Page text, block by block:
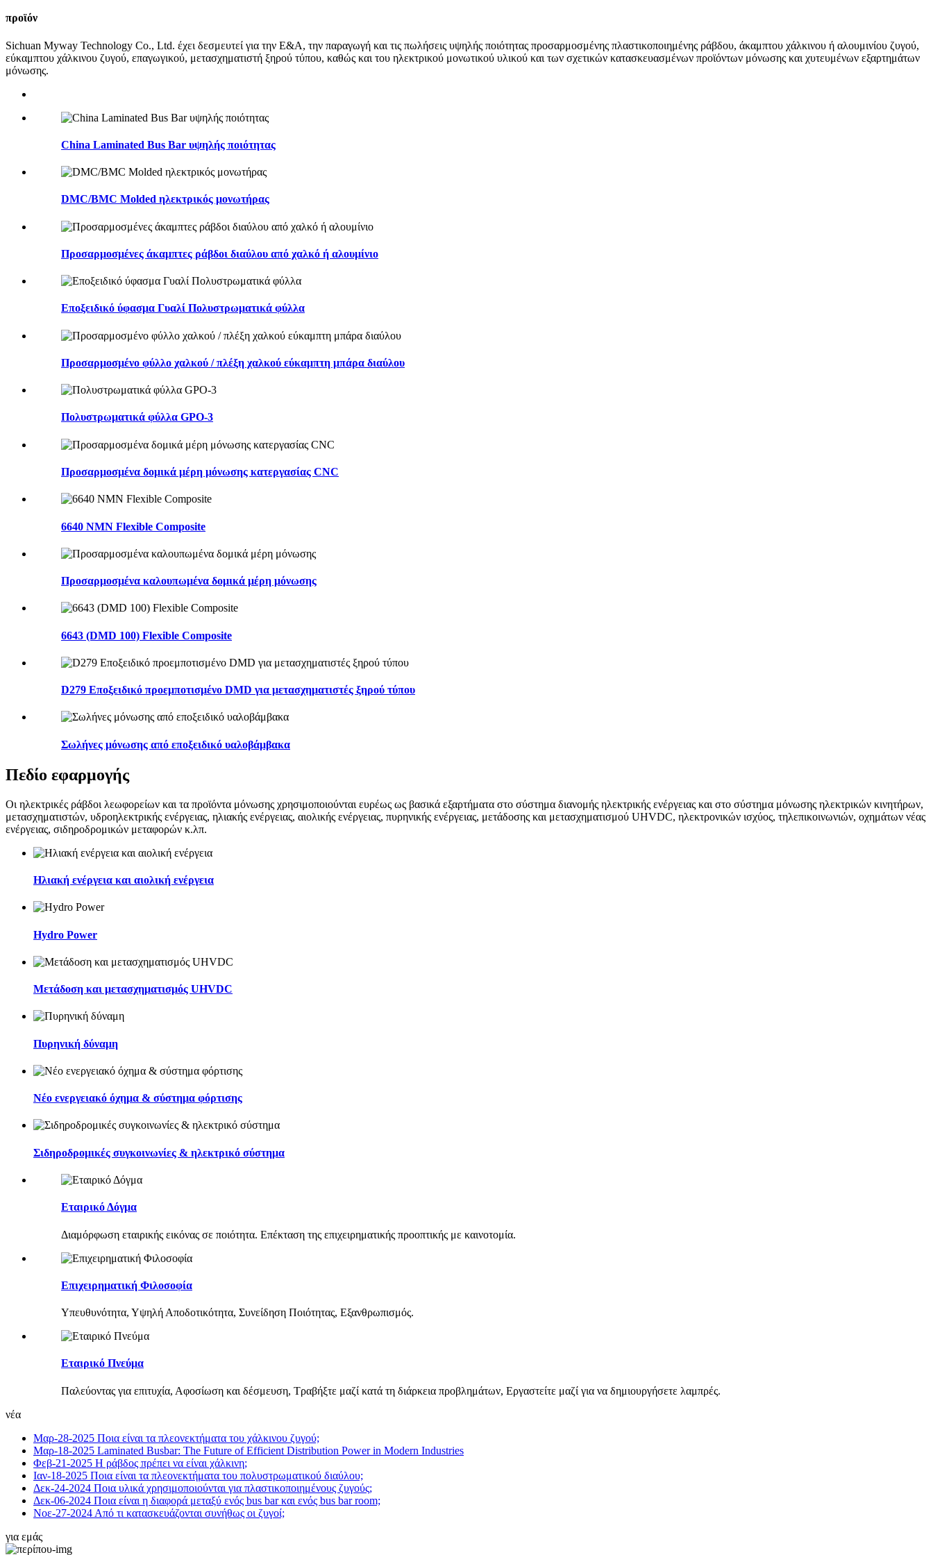
προϊόν
Sichuan Myway Technology Co., Ltd. έχει δεσμευτεί για την Ε&Α, την παραγωγή και τις πωλήσεις υψηλής ποιότητας προσαρμοσμένης πλαστικοποιημένης ράβδου, άκαμπτου χάλκινου ή αλουμινίου ζυγού,
εύκαμπτου χάλκινου ζυγού, επαγωγικού, μετασχηματιστή ξηρού τύπου, καθώς και του ηλεκτρικού μονωτικού υλικού και των σχετικών κατασκευασμένων προϊόντων μόνωσης και χυτευμένων εξαρτημάτων
μόνωσης.
China Laminated Bus Bar υψηλής ποιότητας
DMC/BMC Molded ηλεκτρικός μονωτήρας
Προσαρμοσμένες άκαμπτες ράβδοι διαύλου από χαλκό ή αλουμίνιο
Εποξειδικό ύφασμα Γυαλί Πολυστρωματικά φύλλα
Προσαρμοσμένο φύλλο χαλκού / πλέξη χαλκού εύκαμπτη μπάρα διαύλου
Πολυστρωματικά φύλλα GPO-3
Προσαρμοσμένα δομικά μέρη μόνωσης κατεργασίας CNC
6640 NMN Flexible Composite
Προσαρμοσμένα καλουπωμένα δομικά μέρη μόνωσης
6643 (DMD 100) Flexible Composite
D279 Εποξειδικό προεμποτισμένο DMD για μετασχηματιστές ξηρού τύπου
Σωλήνες μόνωσης από εποξειδικό υαλοβάμβακα
Πεδίο εφαρμογής
Οι ηλεκτρικές ράβδοι λεωφορείων και τα προϊόντα μόνωσης χρησιμοποιούνται ευρέως ως βασικά εξαρτήματα στο σύστημα διανομής ηλεκτρικής ενέργειας και στο σύστημα μόνωσης ηλεκτρικών κινητήρων,
μετασχηματιστών, υδροηλεκτρικής ενέργειας, ηλιακής ενέργειας, αιολικής ενέργειας, πυρηνικής ενέργειας, μετάδοσης και μετασχηματισμού UHVDC, ηλεκτρονικών ισχύος, τηλεπικοινωνιών, οχημάτων νέας
ενέργειας, σιδηροδρομικών μεταφορών κ.λπ.
Ηλιακή ενέργεια και αιολική ενέργεια
Hydro Power
Μετάδοση και μετασχηματισμός UHVDC
Πυρηνική δύναμη
Νέο ενεργειακό όχημα & σύστημα φόρτισης
Σιδηροδρομικές συγκοινωνίες & ηλεκτρικό σύστημα
Εταιρικό Δόγμα
Διαμόρφωση εταιρικής εικόνας σε ποιότητα. Επέκταση της επιχειρηματικής προοπτικής με καινοτομία.
Επιχειρηματική Φιλοσοφία
Υπευθυνότητα, Υψηλή Αποδοτικότητα, Συνείδηση ​​Ποιότητας, Εξανθρωπισμός.
Εταιρικό Πνεύμα
Παλεύοντας για επιτυχία, Αφοσίωση και δέσμευση, Τραβήξτε μαζί κατά τη διάρκεια προβλημάτων, Εργαστείτε μαζί για να δημιουργήσετε λαμπρές.
νέα
Μαρ-28-2025 Ποια είναι τα πλεονεκτήματα του χάλκινου ζυγού;
Μαρ-18-2025 Laminated Busbar: The Future of Efficient Distribution Power in Modern Industries
Φεβ-21-2025 Η ράβδος πρέπει να είναι χάλκινη;
Ιαν-18-2025 Ποια είναι τα πλεονεκτήματα του πολυστρωματικού διαύλου;
Δεκ-24-2024 Ποια υλικά χρησιμοποιούνται για πλαστικοποιημένους ζυγούς;
Δεκ-06-2024 Ποια είναι η διαφορά μεταξύ ενός bus bar και ενός bus bar room;
Νοε-27-2024 Από τι κατασκευάζονται συνήθως οι ζυγοί;
για εμάς